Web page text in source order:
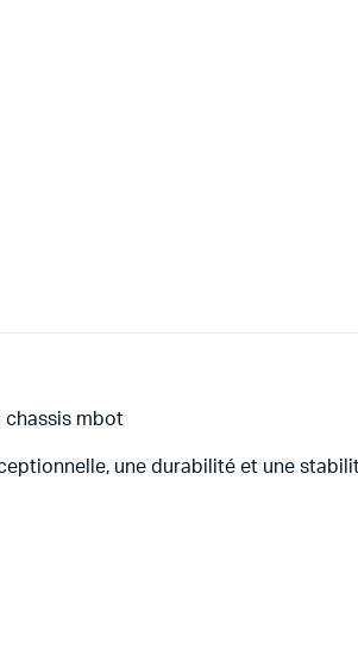
chassis mbot
une durabilité et une